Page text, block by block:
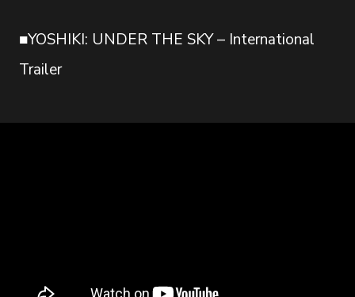
■YOSHIKI: UNDER THE SKY – International
Trailer